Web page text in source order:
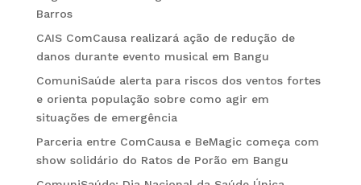
Barros
CAIS ComCausa realizará ação de redução de
danos durante evento musical em Bangu
ComuniSaúde alerta para riscos dos ventos fortes
e orienta população sobre como agir em
situações de emergência
Parceria entre ComCausa e BeMagic começa com
show solidário do Ratos de Porão em Bangu